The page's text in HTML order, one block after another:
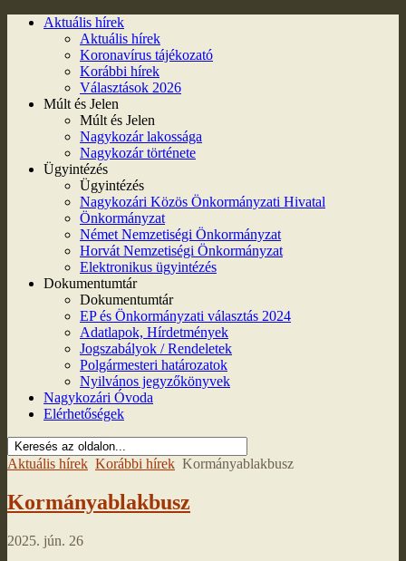
Aktuális hírek
Aktuális hírek
Koronavírus tájékozató
Korábbi hírek
Választások 2026
Múlt és Jelen
Múlt és Jelen
Nagykozár lakossága
Nagykozár története
Ügyintézés
Ügyintézés
Nagykozári Közös Önkormányzati Hivatal
Önkormányzat
Német Nemzetiségi Önkormányzat
Horvát Nemzetiségi Önkormányzat
Elektronikus ügyintézés
Dokumentumtár
Dokumentumtár
EP és Önkormányzati választás 2024
Adatlapok, Hírdetmények
Jogszabályok / Rendeletek
Polgármesteri határozatok
Nyilvános jegyzőkönyvek
Nagykozári Óvoda
Elérhetőségek
Aktuális hírek Korábbi hírek Kormányablakbusz
Kormányablakbusz
2025. jún. 26